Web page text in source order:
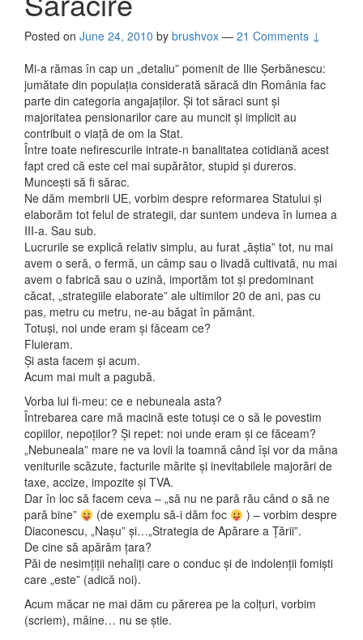
Posted on June 24, 2010 by brushvox — 21 Comments ↓
Mi-a rămas în cap un „detaliu” pomenit de Ilie Șerbănescu:
jumătate din populația considerată săracă din România fac
parte din categoria angajaților. Și tot săraci sunt și
majoritatea pensionarilor care au muncit și implicit au
contribuit o viață de om la Stat.
Între toate nefirescurile intrate-n banalitatea cotidiană acest
fapt cred că este cel mai supărător, stupid și dureros.
Muncești să fi sărac.
Ne dăm membrii UE, vorbim despre reformarea Statului și
elaborăm tot felul de strategii, dar suntem undeva în lumea a
III-a. Sau sub.
Lucrurile se explică relativ simplu, au furat „ăștia” tot, nu mai
avem o seră, o fermă, un câmp sau o livadă cultivată, nu mai
avem o fabrică sau o uzină, importăm tot și predominant
căcat, „strategiile elaborate” ale ultimilor 20 de ani, pas cu
pas, metru cu metru, ne-au băgat în pământ.
Totuși, noi unde eram și făceam ce?
Fluieram.
Și asta facem și acum.
Acum mai mult a pagubă.
Vorba lui fi-meu: ce e nebuneala asta?
Întrebarea care mă macină este totuși ce o să le povestim
copiilor, nepoților? Și repet: noi unde eram și ce făceam?
„Nebuneala” mare ne va lovii la toamnă când își vor da mâna
veniturile scăzute, facturile mărite și inevitabilele majorări de
taxe, accize, impozite și TVA.
Dar în loc să facem ceva – „să nu ne pară rău când o să ne
pară bine”
(de exemplu să-i dăm foc
) – vorbim despre
Diaconescu, „Nașu” și…„Strategia de Apărare a Țării”.
De cine să apărăm țara?
Păi de nesimțiții nehaliți care o conduc și de indolenții fomiști
care „este” (adică noi).
Acum măcar ne mai dăm cu părerea pe la colțuri, vorbim
(scriem), mâine… nu se știe.